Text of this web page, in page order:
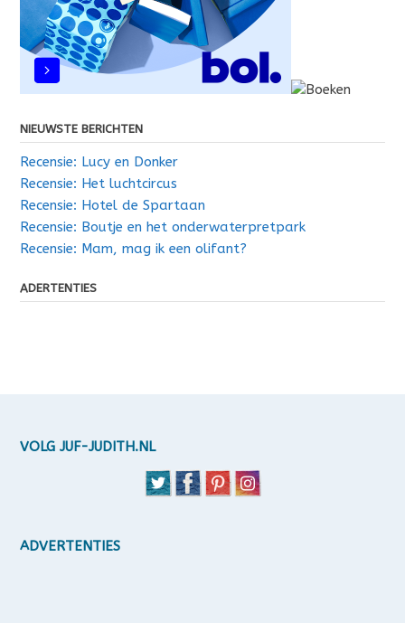
NIEUWSTE BERICHTEN
Recensie: Lucy en Donker
Recensie: Het luchtcircus
Recensie: Hotel de Spartaan
Recensie: Boutje en het onderwaterpretpark
Recensie: Mam, mag ik een olifant?
ADERTENTIES
VOLG JUF-JUDITH.NL
ADVERTENTIES